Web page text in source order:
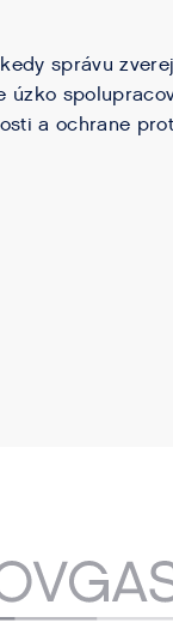
správu
úzko
a ochrane